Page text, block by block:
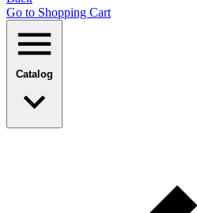
Go to Shopping Сart
Catalog